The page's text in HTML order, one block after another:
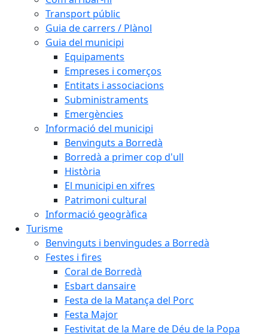
Transport públic
Guia de carrers / Plànol
Guia del municipi
Equipaments
Empreses i comerços
Entitats i associacions
Subministraments
Emergències
Informació del municipi
Benvinguts a Borredà
Borredà a primer cop d'ull
Història
El municipi en xifres
Patrimoni cultural
Informació geogràfica
Turisme
Benvinguts i benvingudes a Borredà
Festes i fires
Coral de Borredà
Esbart dansaire
Festa de la Matança del Porc
Festa Major
Festivitat de la Mare de Déu de la Popa